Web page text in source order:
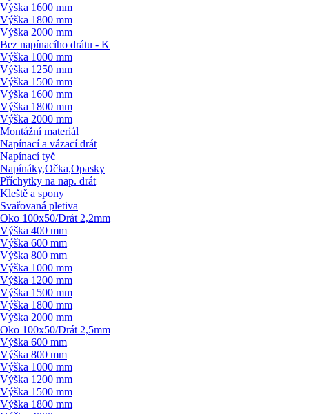
Výška 1600 mm
Výška 1800 mm
Výška 2000 mm
Bez napínacího drátu - K
Výška 1000 mm
Výška 1250 mm
Výška 1500 mm
Výška 1600 mm
Výška 1800 mm
Výška 2000 mm
Montážní materiál
Napínací a vázací drát
Napínací tyč
Napínáky,Očka,Opasky
Příchytky na nap. drát
Kleště a spony
Svařovaná pletiva
Oko 100x50/Drát 2,2mm
Výška 400 mm
Výška 600 mm
Výška 800 mm
Výška 1000 mm
Výška 1200 mm
Výška 1500 mm
Výška 1800 mm
Výška 2000 mm
Oko 100x50/Drát 2,5mm
Výška 600 mm
Výška 800 mm
Výška 1000 mm
Výška 1200 mm
Výška 1500 mm
Výška 1800 mm